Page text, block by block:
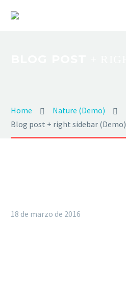
Home
Nature (Demo)
Blog post + right sidebar (Demo)
18 de marzo de 2016